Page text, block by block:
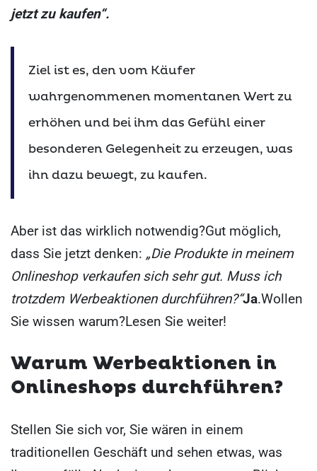
jetzt zu kaufen“.
Ziel ist es, den vom Käufer
wahrgenommenen momentanen Wert zu
erhöhen und bei ihm das Gefühl einer
besonderen Gelegenheit zu erzeugen, was
ihn dazu bewegt, zu kaufen.
Aber ist das wirklich notwendig?Gut möglich,
dass Sie jetzt denken: „Die Produkte in meinem
Onlineshop verkaufen sich sehr gut. Muss ich
trotzdem Werbeaktionen durchführen?“Ja.Wollen
Sie wissen warum?Lesen Sie weiter!
Warum Werbeaktionen in
Onlineshops durchführen?
Stellen Sie sich vor, Sie wären in einem
traditionellen Geschäft und sehen etwas, was